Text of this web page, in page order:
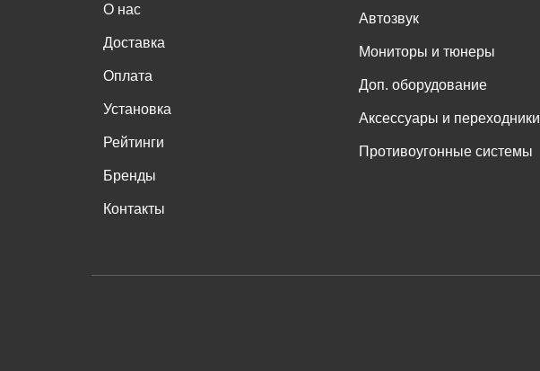
О нас
Доставка
Оплата
Установка
Рейтинги
Бренды
Контакты
Автозвук
Мониторы и тюнеры
Доп. оборудование
Аксессуары и переходники
Противоугонные системы